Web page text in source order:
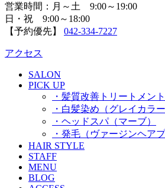
営業時間：月～土 9:00～19:00
日・祝 9:00～18:00
【予約優先】 042-334-7227
アクセス
SALON
PICK UP
・髪質改善トリートメント
・白髪染め（グレイカラー
・ヘッドスパ（マーブ）
・発毛（ヴァージンヘア
HAIR STYLE
STAFF
MENU
BLOG